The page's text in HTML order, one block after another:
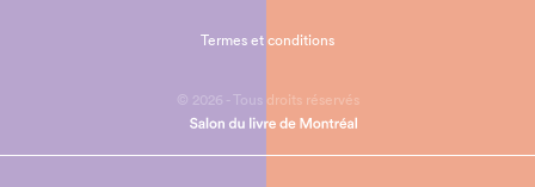
© 2026 - Tous droits réservés
Termes et conditions